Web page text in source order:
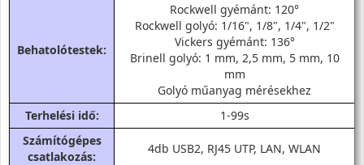
Behatolótestek:
Rockwell gyémánt: 120°
Rockwell golyó: 1/16", 1/8", 1/4", 1/2"
Vickers gyémánt: 136°
Brinell golyó: 1 mm, 2,5 mm, 5 mm, 10
mm
Golyó műanyag mérésekhez
Terhelési idő:
1-99s
Számítógépes
csatlakozás:
4db USB2, RJ45 UTP, LAN, WLAN